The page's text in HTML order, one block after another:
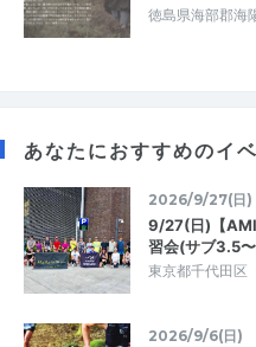
徳島県海部郡海
あなたにおすすめのイ
2026/9/27(日)
9/27(日)【
習会(サブ3.5
東京都千代田区
2026/9/6(日)